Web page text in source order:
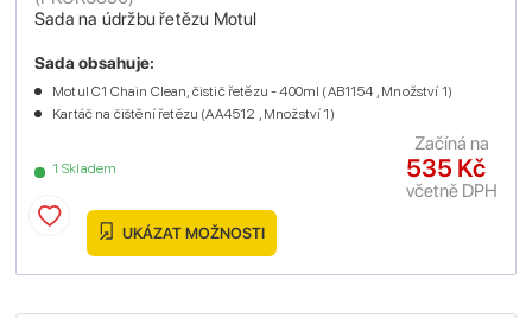
Sada na údržbu řetězu Motul
1 Skladem
Sada obsahuje:
Motul C1 Chain Clean, čistič řetězu - 400ml (AB1154 , Množství 1)
Kartáč na čištění řetězu (AA4512 , Množství 1)
535 Kč
včetně DPH
Začíná na
UKÁZAT MOŽNOSTI